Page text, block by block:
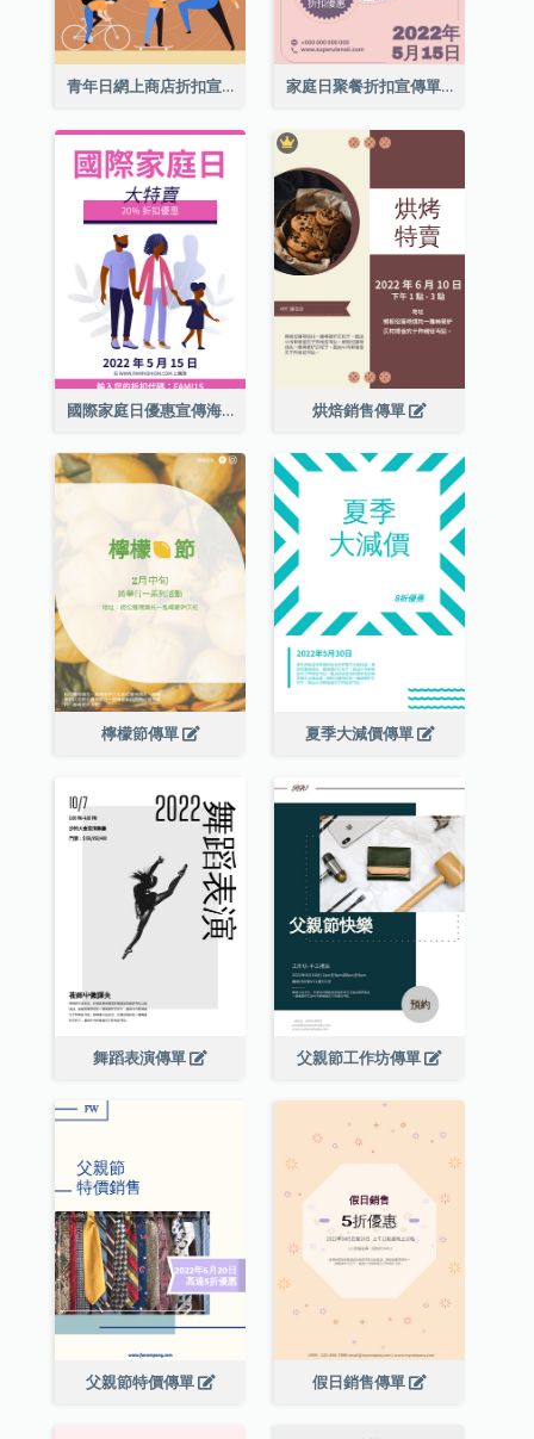
青年日網上商店折扣宣傳單張 家庭日聚餐折扣宣傳單張
國際家庭日優惠宣傳海報 烘焙銷售傳單
檸檬節傳單 夏季大減價傳單
舞蹈表演傳單 父親節工作坊傳單
父親節特價傳單 假日銷售傳單